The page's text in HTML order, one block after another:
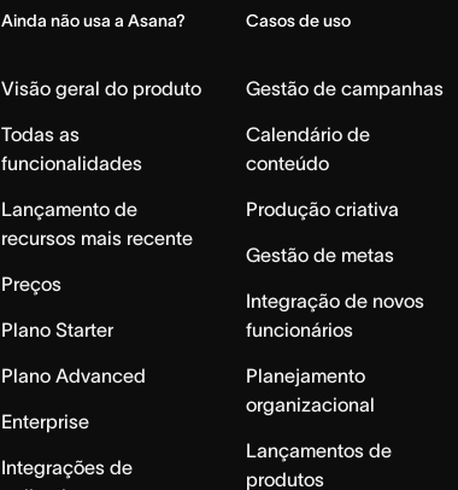
Ainda não usa a Asana?
Visão geral do produto
Todas as
funcionalidades
Lançamento de
recursos mais recente
Preços
Plano Starter
Plano Advanced
Enterprise
Integrações de
Casos de uso
Gestão de campanhas
Calendário de
conteúdo
Produção criativa
Gestão de metas
Integração de novos
funcionários
Planejamento
organizacional
Lançamentos de
produtos